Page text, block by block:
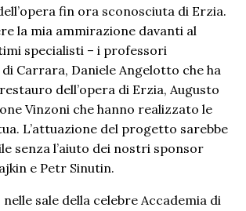
fin ora sconosciuta di Erzia.
la mia ammirazione davanti al
specialisti – i professori
di Carrara, Daniele Angelotto che ha
dell’opera di Erzia, Augusto
Vinzoni che hanno realizzato le
L’attuazione del progetto sarebbe
senza l’aiuto dei nostri sponsor
e Petr Sinutin.
sale della celebre Accademia di